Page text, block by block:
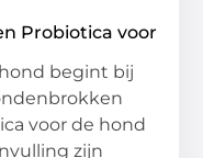
Probiotica voor
begint bij
voor de hond
zijn